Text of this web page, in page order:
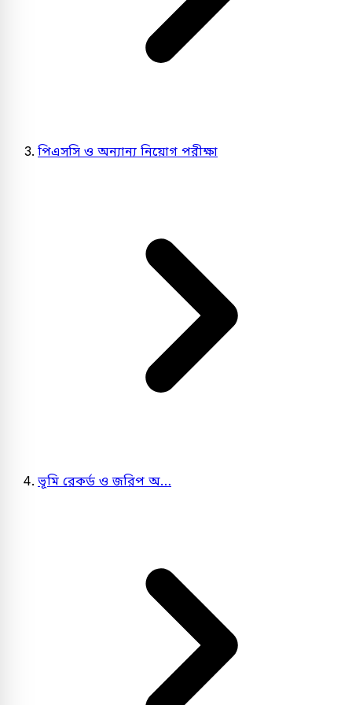
পিএসসি ও অন্যান্য নিয়োগ পরীক্ষা
ভূমি রেকর্ড ও জরিপ অ…